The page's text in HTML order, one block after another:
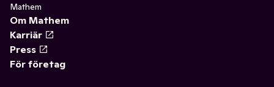
Mathem
Om Mathem
Karriär
Press
För företag